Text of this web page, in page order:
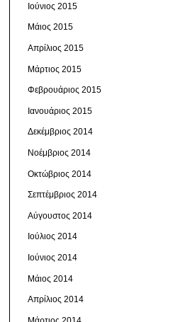
Ιούνιος 2015
Μάιος 2015
Απρίλιος 2015
Μάρτιος 2015
Φεβρουάριος 2015
Ιανουάριος 2015
Δεκέμβριος 2014
Νοέμβριος 2014
Οκτώβριος 2014
Σεπτέμβριος 2014
Αύγουστος 2014
Ιούλιος 2014
Ιούνιος 2014
Μάιος 2014
Απρίλιος 2014